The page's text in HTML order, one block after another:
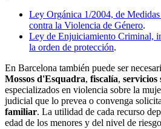
Ley Orgánica 1/2004, de
contra la Violencia de Género.
Ley de Enjuiciamiento Criminal,
la orden de protección.
En Barcelona también puede ser
Mossos d'Esquadra, fiscalía, servicios
especializados en violencia sobre la
judicial que lo prevea o convenga
familiar. La utilidad de cada recurso
edad de los menores y del nivel de